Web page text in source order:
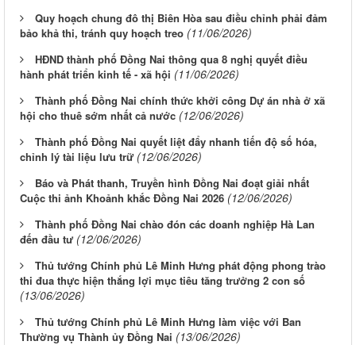
Quy hoạch chung đô thị Biên Hòa sau điều chỉnh phải đảm
bảo khả thi, tránh quy hoạch treo (11/06/2026)
HĐND thành phố Đồng Nai thông qua 8 nghị quyết điều
hành phát triển kinh tế - xã hội (11/06/2026)
Thành phố Đồng Nai chính thức khởi công Dự án nhà ở xã
hội cho thuê sớm nhất cả nước (12/06/2026)
Thành phố Đồng Nai quyết liệt đẩy nhanh tiến độ số hóa,
chỉnh lý tài liệu lưu trữ (12/06/2026)
Báo và Phát thanh, Truyền hình Đồng Nai đoạt giải nhất
Cuộc thi ảnh Khoảnh khắc Đồng Nai 2026 (12/06/2026)
Thành phố Đồng Nai chào đón các doanh nghiệp Hà Lan
đến đầu tư (12/06/2026)
Thủ tướng Chính phủ Lê Minh Hưng phát động phong trào
thi đua thực hiện thắng lợi mục tiêu tăng trưởng 2 con số
(13/06/2026)
Thủ tướng Chính phủ Lê Minh Hưng làm việc với Ban
Thường vụ Thành ủy Đồng Nai (13/06/2026)